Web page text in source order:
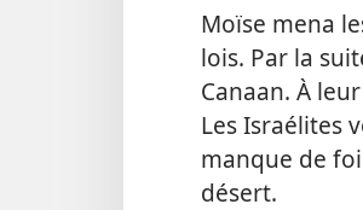
Moïse mena
lois. Par la
Canaan. À
Les Israélites
manque de
désert.